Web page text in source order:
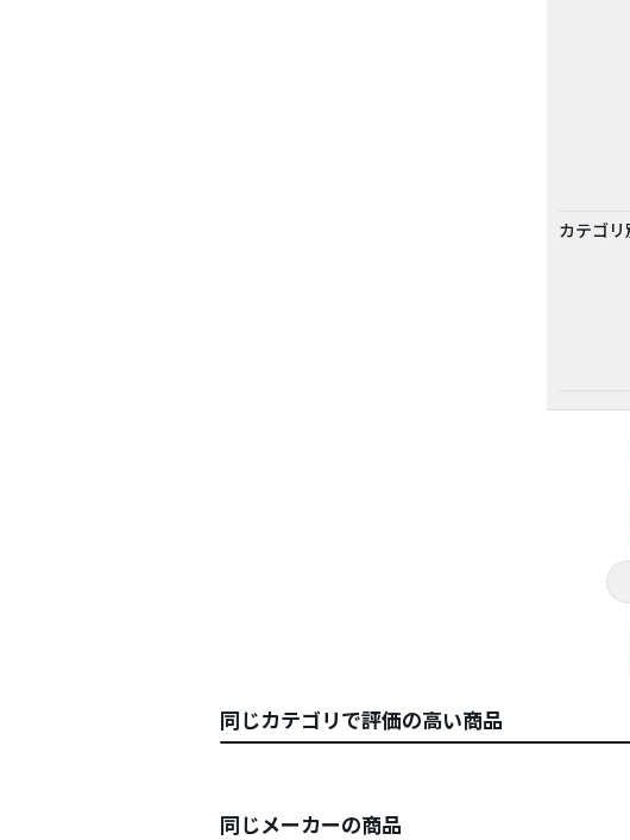
カテゴ
同じカテゴリで評価の高い商品
同じメーカーの商品